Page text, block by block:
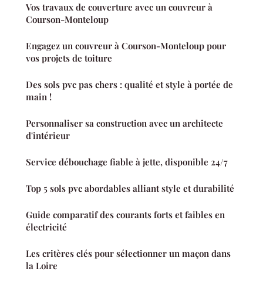
Vos travaux de couverture avec un couvreur à
Courson-Monteloup
Engagez un couvreur à Courson-Monteloup pour
vos projets de toiture
Des sols pvc pas chers : qualité et style à portée de
main !
Personnaliser sa construction avec un architecte
d'intérieur
Service débouchage fiable à jette, disponible 24/7
Top 5 sols pvc abordables alliant style et durabilité
Guide comparatif des courants forts et faibles en
électricité
Les critères clés pour sélectionner un maçon dans
la Loire